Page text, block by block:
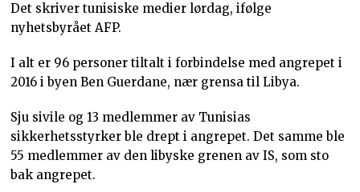
Det skriver tunisiske medier lørdag, ifølge
nyhetsbyrået AFP.
I alt er 96 personer tiltalt i forbindelse med angrepet i
2016 i byen Ben Guerdane, nær grensa til Libya.
Sju sivile og 13 medlemmer av Tunisias
sikkerhetsstyrker ble drept i angrepet. Det samme ble
55 medlemmer av den libyske grenen av IS, som sto
bak angrepet.